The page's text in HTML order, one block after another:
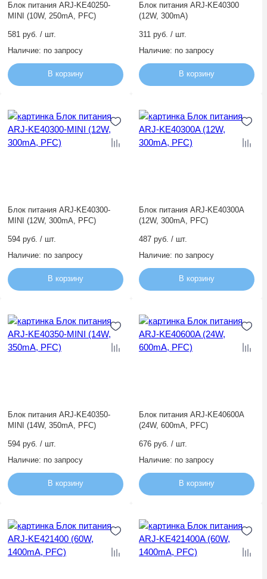
Блок питания ARJ-KE40250-
MINI (10W, 250mA, PFC)
581 руб. / шт.
Наличие: по запросу
В корзину
Блок питания ARJ-KE40300
(12W, 300mA)
311 руб. / шт.
Наличие: по запросу
В корзину
Блок питания ARJ-KE40300-
MINI (12W, 300mA, PFC)
594 руб. / шт.
Наличие: по запросу
В корзину
Блок питания ARJ-KE40300A
(12W, 300mA, PFC)
487 руб. / шт.
Наличие: по запросу
В корзину
Блок питания ARJ-KE40350-
MINI (14W, 350mA, PFC)
594 руб. / шт.
Наличие: по запросу
В корзину
Блок питания ARJ-KE40600A
(24W, 600mA, PFC)
676 руб. / шт.
Наличие: по запросу
В корзину